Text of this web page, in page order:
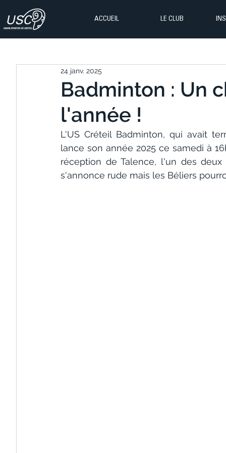
ACCUEIL LE CLUB
Badminton : Un
l'année !
24 janv. 2025
L'US Créteil Badminton, qui avait
lance son année 2025 ce samedi à
réception de Talence, l'un des
s'annonce rude mais les Béliers